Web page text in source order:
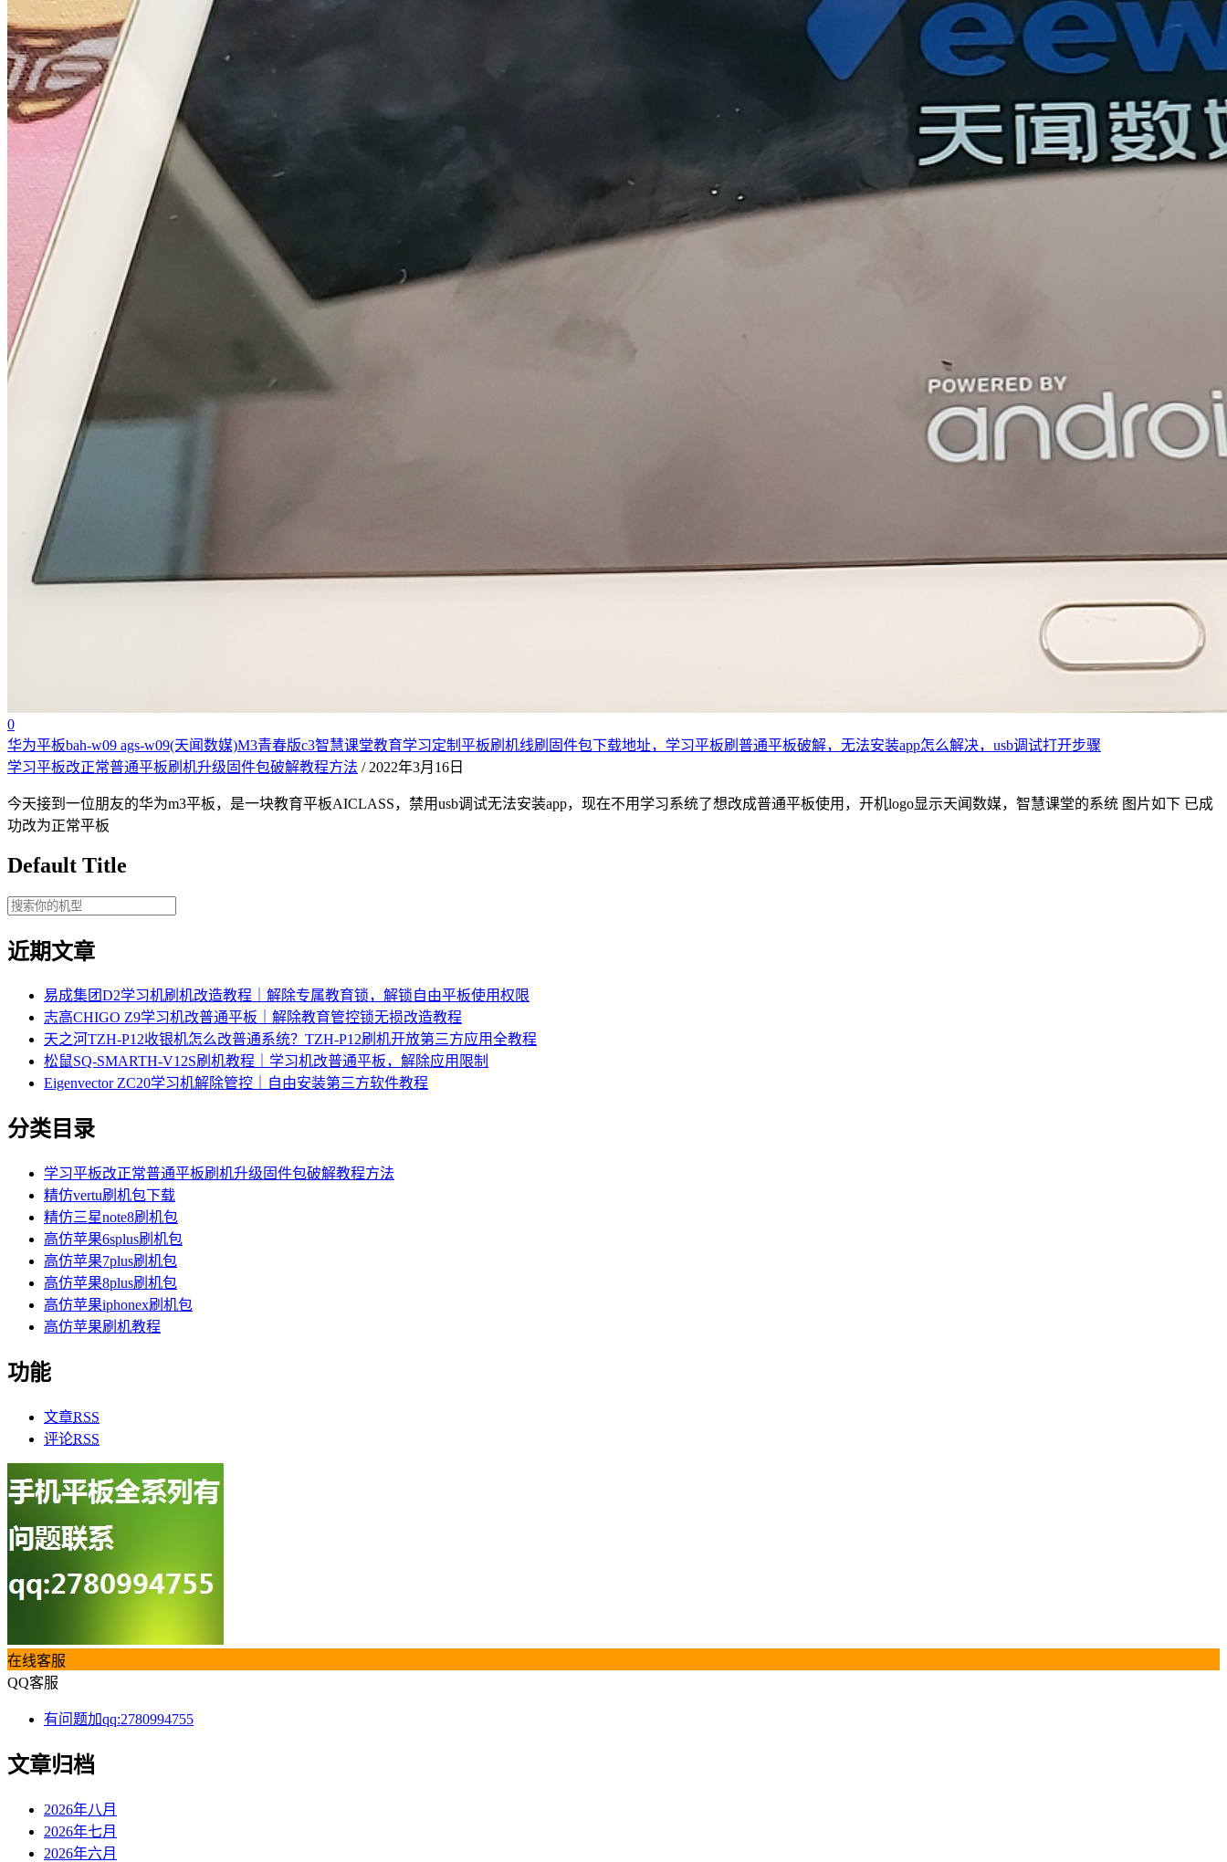
0
华为平板bah-w09 ags-w09(天闻数媒)M3青春版c3智慧课堂教育学习定制平板刷机线刷固件包下载地址，学习平板刷普通平板破解，无法安装app怎么解决，usb调试打开步骤
学习平板改正常普通平板刷机升级固件包破解教程方法 / 2022年3月16日
今天接到一位朋友的华为m3平板，是一块教育平板AICLASS，禁用usb调试无法安装app，现在不用学习系统了想改成普通平板使用，开机logo显示天闻数媒，智慧课堂的系统 图片如下 已成
功改为正常平板
Default Title
近期文章
易成集团D2学习机刷机改造教程｜解除专属教育锁，解锁自由平板使用权限
志高CHIGO Z9学习机改普通平板｜解除教育管控锁无损改造教程
天之河TZH-P12收银机怎么改普通系统？TZH-P12刷机开放第三方应用全教程
松鼠SQ-SMARTH-V12S刷机教程｜学习机改普通平板，解除应用限制
Eigenvector ZC20学习机解除管控｜自由安装第三方软件教程
分类目录
学习平板改正常普通平板刷机升级固件包破解教程方法
精仿vertu刷机包下载
精仿三星note8刷机包
高仿苹果6splus刷机包
高仿苹果7plus刷机包
高仿苹果8plus刷机包
高仿苹果iphonex刷机包
高仿苹果刷机教程
功能
文章RSS
评论RSS
在线客服
QQ客服
有问题加qq:2780994755
文章归档
2026年八月
2026年七月
2026年六月